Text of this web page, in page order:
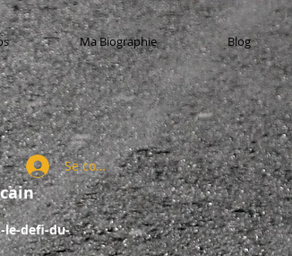
Ma Biographie Blog
le-defi-du-
Se connecter